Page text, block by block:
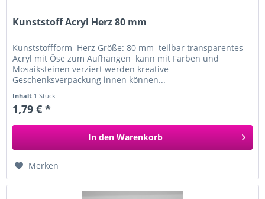
Kunststoff Acryl Herz 80 mm
Kunststoffform Herz Größe: 80 mm teilbar transparentes
Acryl mit Öse zum Aufhängen kann mit Farben und
Mosaiksteinen verziert werden kreative
Geschenksverpackung innen können...
Inhalt 1 Stück
1,79 € *
In den Warenkorb
Merken